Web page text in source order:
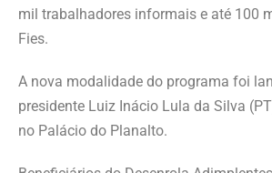
mil trabalhadores informais e até 100
Fies.
A nova modalidade do programa foi
presidente Luiz Inácio Lula da Silva
no Palácio do Planalto.